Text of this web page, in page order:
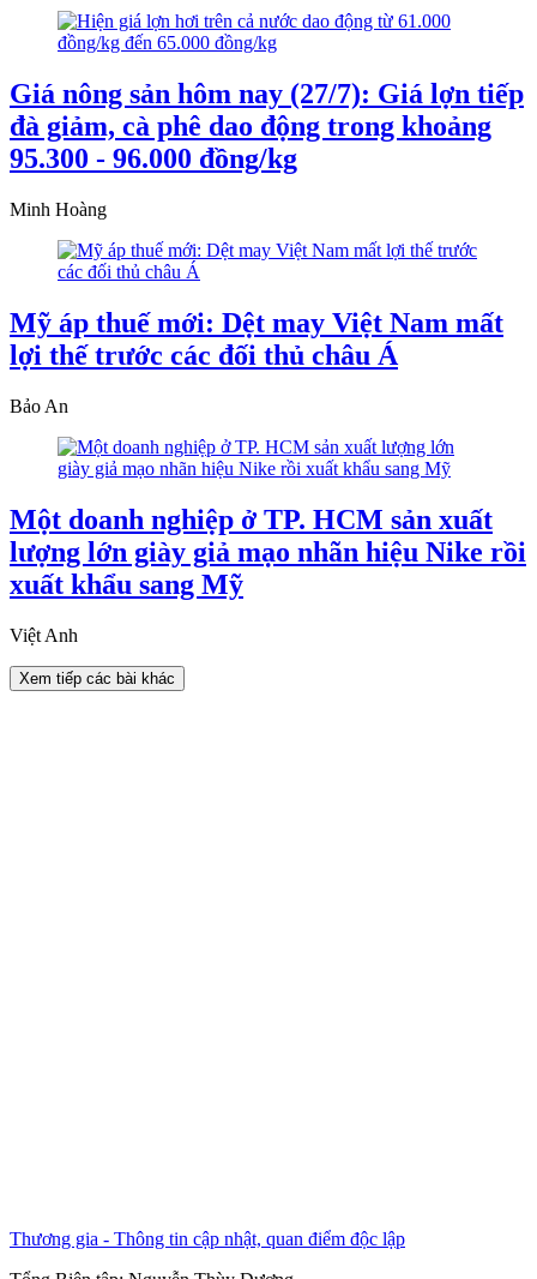
Giá nông sản hôm nay (27/7): Giá lợn tiếp
đà giảm, cà phê dao động trong khoảng
95.300 - 96.000 đồng/kg
Minh Hoàng
Mỹ áp thuế mới: Dệt may Việt Nam mất
lợi thế trước các đối thủ châu Á
Bảo An
Một doanh nghiệp ở TP. HCM sản xuất
lượng lớn giày giả mạo nhãn hiệu Nike rồi
xuất khẩu sang Mỹ
Việt Anh
Xem tiếp các bài khác
Thương gia - Thông tin cập nhật, quan điểm độc lập